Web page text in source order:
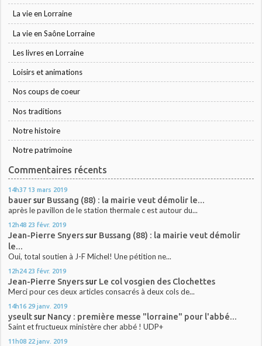
La vie en Lorraine
La vie en Saône Lorraine
Les livres en Lorraine
Loisirs et animations
Nos coups de coeur
Nos traditions
Notre histoire
Notre patrimoine
Commentaires récents
14h37 13 mars 2019
bauersur Bussang (88) : la mairie veut démolir le...
après le pavillon de le station thermale c est autour du...
12h48 23 févr. 2019
Jean-Pierre Snyerssur Bussang (88) : la mairie veut démolir
le...
Oui, total soutien à J-F Michel! Une pétition ne...
12h24 23 févr. 2019
Jean-Pierre Snyerssur Le col vosgien des Clochettes
Merci pour ces deux articles consacrés à deux cols de...
14h16 29 janv. 2019
yseultsur Nancy : première messe "lorraine" pour l'abbé...
Saint et fructueux ministère cher abbé ! UDP+
11h08 22 janv. 2019